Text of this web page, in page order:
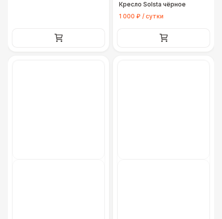
Кресло Solsta чёрное
1 000 ₽ / сутки